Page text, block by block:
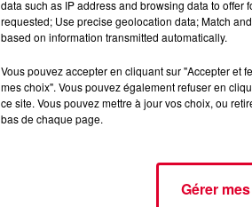
data such as IP address and browsing data to
requested; Use precise geolocation data; Match
based on information transmitted automatically.
Vous pouvez accepter en cliquant sur "Accepter et
mes choix". Vous pouvez également refuser en
ce site. Vous pouvez mettre à jour vos choix, ou
bas de chaque page.
Gérer